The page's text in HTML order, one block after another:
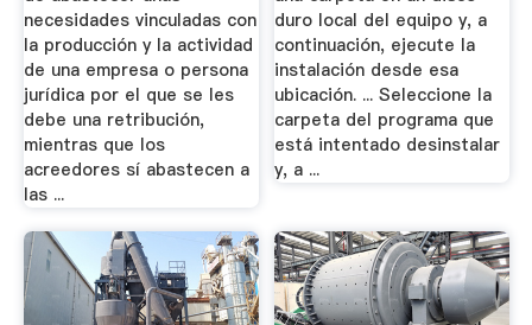
necesidades vinculadas con
la producción y la actividad
de una empresa o persona
jurídica por el que se les
debe una retribución,
mientras que los
acreedores sí abastecen a
las ...
duro local del equipo y, a
continuación, ejecute la
instalación desde esa
ubicación. ... Seleccione la
carpeta del programa que
está intentado desinstalar
y, a ...